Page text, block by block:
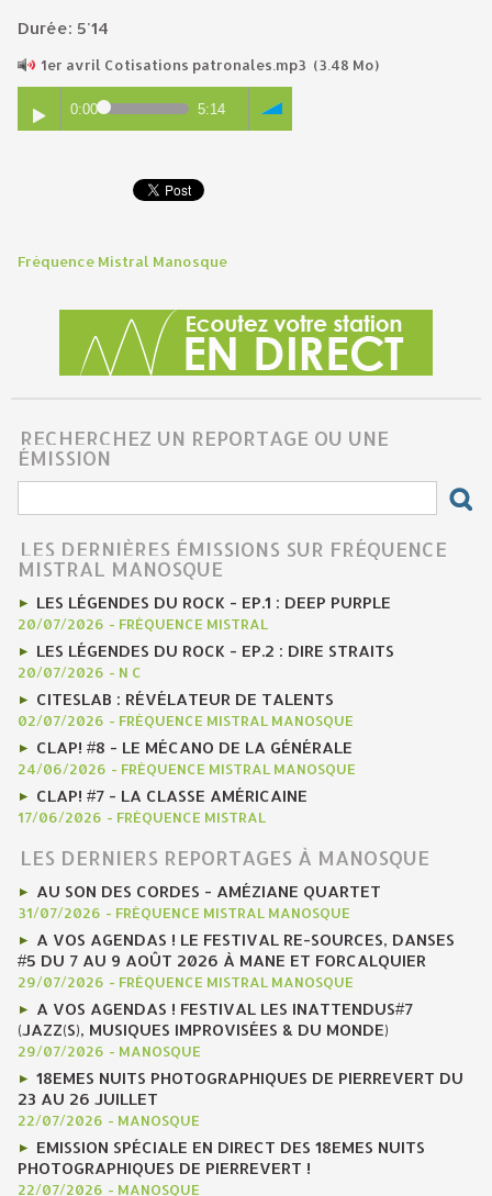
Durée: 5'14
1er avril Cotisations patronales.mp3 (3.48 Mo)
0:00 5:14
Fréquence Mistral Manosque
RECHERCHEZ UN REPORTAGE OU UNE
ÉMISSION
LES DERNIÈRES ÉMISSIONS SUR FRÉQUENCE
MISTRAL MANOSQUE
LES LÉGENDES DU ROCK - EP.1 : DEEP PURPLE
20/07/2026 - FRÉQUENCE MISTRAL
LES LÉGENDES DU ROCK - EP.2 : DIRE STRAITS
20/07/2026 - N C
CITESLAB : RÉVÉLATEUR DE TALENTS
02/07/2026 - FRÉQUENCE MISTRAL MANOSQUE
CLAP! #8 - LE MÉCANO DE LA GÉNÉRALE
24/06/2026 - FRÉQUENCE MISTRAL MANOSQUE
CLAP! #7 - LA CLASSE AMÉRICAINE
17/06/2026 - FRÉQUENCE MISTRAL
LES DERNIERS REPORTAGES À MANOSQUE
AU SON DES CORDES - AMÉZIANE QUARTET
31/07/2026 - FRÉQUENCE MISTRAL MANOSQUE
A VOS AGENDAS ! LE FESTIVAL RE-SOURCES, DANSES
#5 DU 7 AU 9 AOÛT 2026 À MANE ET FORCALQUIER
29/07/2026 - FRÉQUENCE MISTRAL MANOSQUE
A VOS AGENDAS ! FESTIVAL LES INATTENDUS#7
(JAZZ(S), MUSIQUES IMPROVISÉES & DU MONDE)
29/07/2026 - MANOSQUE
18EMES NUITS PHOTOGRAPHIQUES DE PIERREVERT DU
23 AU 26 JUILLET
22/07/2026 - MANOSQUE
EMISSION SPÉCIALE EN DIRECT DES 18EMES NUITS
PHOTOGRAPHIQUES DE PIERREVERT !
22/07/2026 - MANOSQUE